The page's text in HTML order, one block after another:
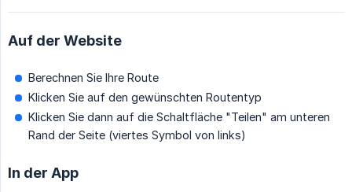
Auf der Website
Berechnen Sie Ihre Route
Klicken Sie auf den gewünschten Routentyp
Klicken Sie dann auf die Schaltfläche "Teilen" am unteren
Rand der Seite (viertes Symbol von links)
In der App